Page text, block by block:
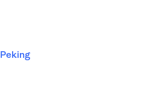
Peking